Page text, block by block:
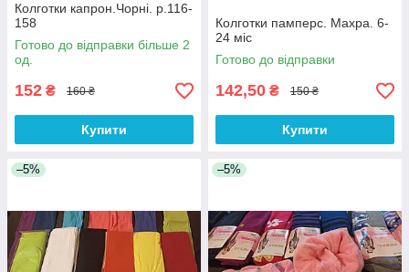
Колготки капрон.Чорні. р.116-
158
Готово до відправки більше 2
од.
152 ₴ 160 ₴
Купити
Колготки памперс. Махра. 6-
24 міс
Готово до відправки
142,50 ₴ 150 ₴
Купити
–5% –5%